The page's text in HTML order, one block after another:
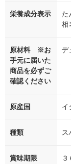
栄養成分表示
た
相
原材料 ※お
手元に届いた
商品を必ずご
確認ください
デ
原産国 イ
種類 ス
賞味期限
３